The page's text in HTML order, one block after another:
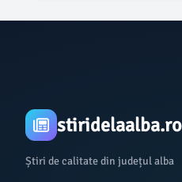
stiridelaalba.ro
Știri de calitate din județul alba